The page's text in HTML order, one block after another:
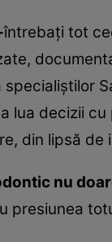
întrebaţi tot
lua decizii
din lipsă
nu
presiunea